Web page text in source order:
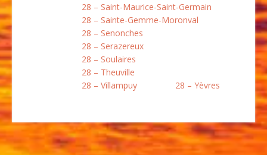
28 – Saint-Maurice-Saint-Germain
28 – Sainte-Gemme-Moronval
28 – Senonches
28 – Serazereux
28 – Soulaires
28 – Theuville
28 – Villampuy
28 – Yèvres